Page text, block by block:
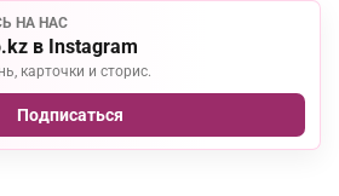
НА НАС
в Instagram
карточки и сторис.
Подписаться